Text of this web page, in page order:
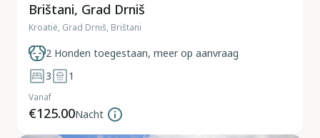
Brištani, Grad Drniš
Kroatië, Grad Drniš, Brištani
2 Honden toegestaan, meer op aanvraag
3
1
Vanaf
€125.00Nacht